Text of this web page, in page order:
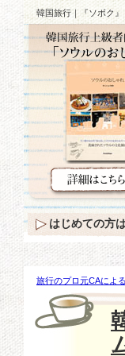
韓国旅行｜『ソボク
旅行のプロ元CAによ
『ソボク』【コンユ
はじめての方